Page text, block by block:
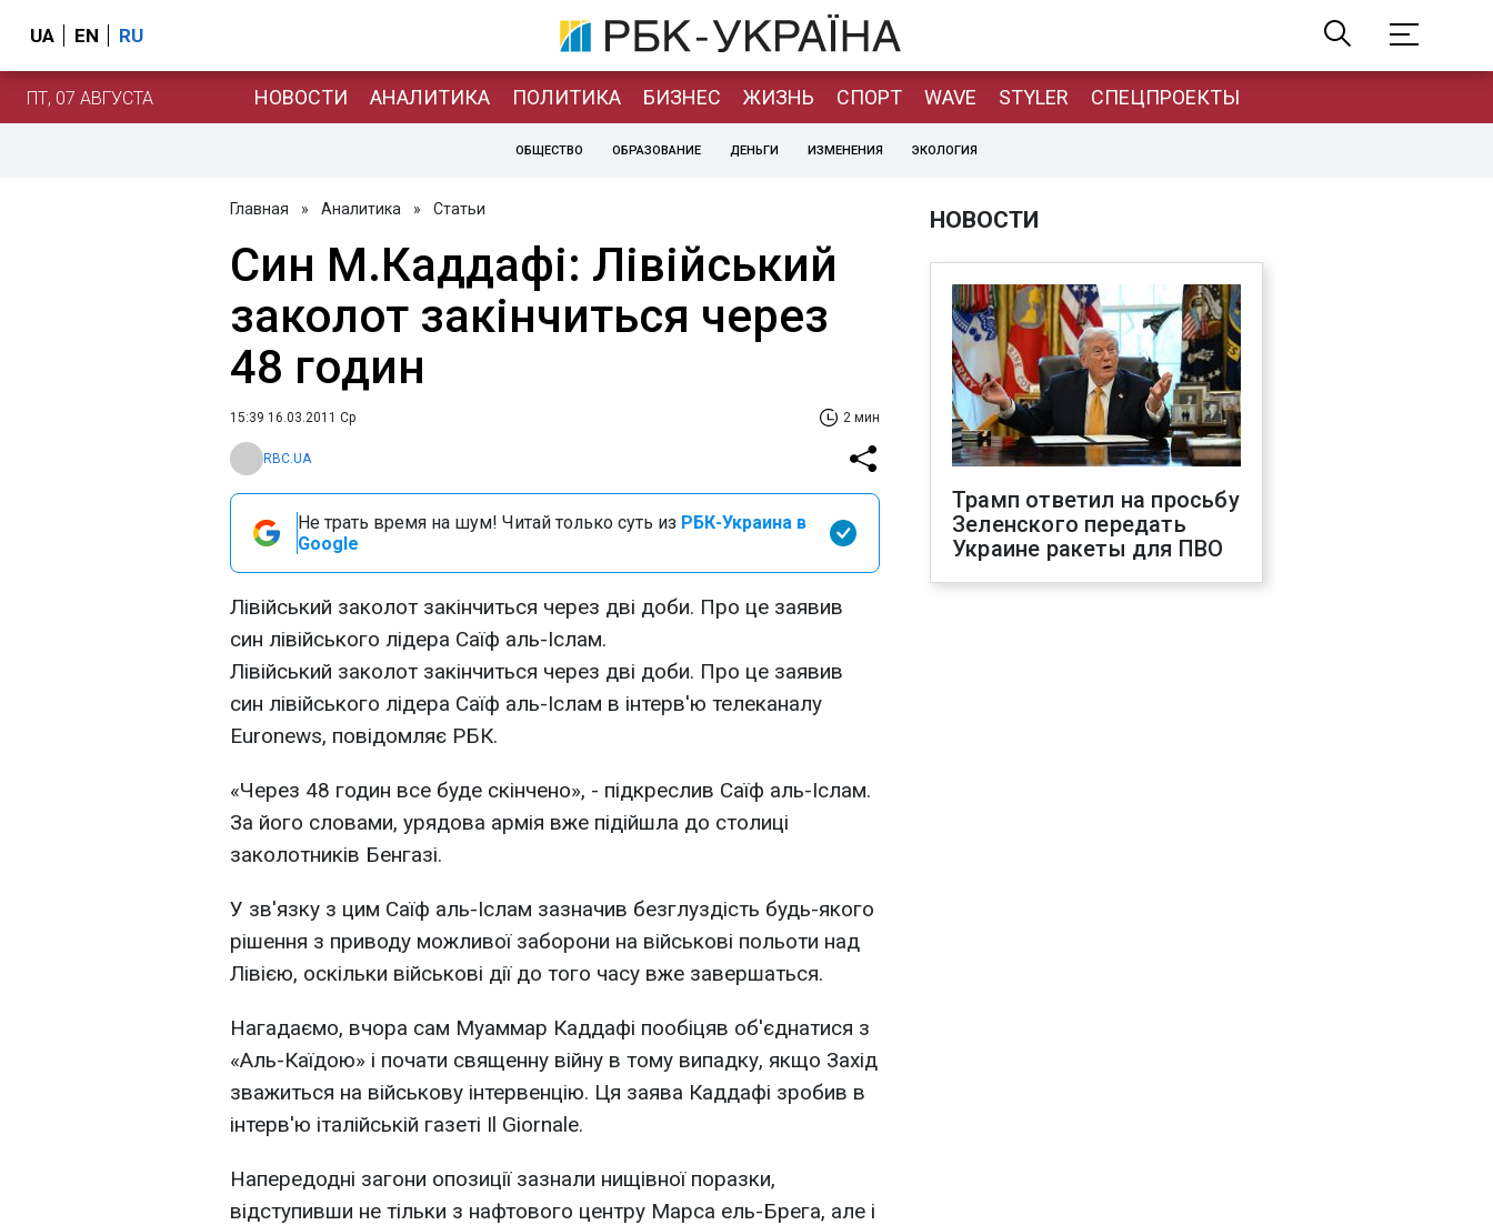
UA EN RU
ПТ, 07 АВГУСТА НОВОСТИ АНАЛИТИКА ПОЛИТИКА БИЗНЕС ЖИЗНЬ СПОРТ WAVE STYLER СПЕЦПРОЕКТЫ
ОБЩЕСТВО ОБРАЗОВАНИЕ ДЕНЬГИ ИЗМЕНЕНИЯ ЭКОЛОГИЯ
Главная » Аналитика » Статьи
Син М.Каддафі: Лівійський
заколот закінчиться через
48 годин
15:39 16.03.2011 Ср 2 мин
RBC.UA
Не трать время на шум! Читай только суть из РБК-Украина в
Google
Лівійський заколот закінчиться через дві доби. Про це заявив
син лівійського лідера Саїф аль-Іслам.
Лівійський заколот закінчиться через дві доби. Про це заявив
син лівійського лідера Саїф аль-Іслам в інтерв'ю телеканалу
Euronews, повідомляє РБК.
«Через 48 годин все буде скінчено», - підкреслив Саїф аль-Іслам.
За його словами, урядова армія вже підійшла до столиці
заколотників Бенгазі.
У зв'язку з цим Саїф аль-Іслам зазначив безглуздість будь-якого
рішення з приводу можливої ​​заборони на військові польоти над
Лівією, оскільки військові дії до того часу вже завершаться.
Нагадаємо, вчора сам Муаммар Каддафі пообіцяв об'єднатися з
«Аль-Каїдою» і почати священну війну в тому випадку, якщо Захід
зважиться на військову інтервенцію. Ця заява Каддафі зробив в
інтерв'ю італійській газеті Il Giornale.
Напередодні загони опозиції зазнали нищівної поразки,
відступивши не тільки з нафтового центру Марса ель-Брега, але і
НОВОСТИ
Трамп ответил на просьбу
Зеленского передать
Украине ракеты для ПВО